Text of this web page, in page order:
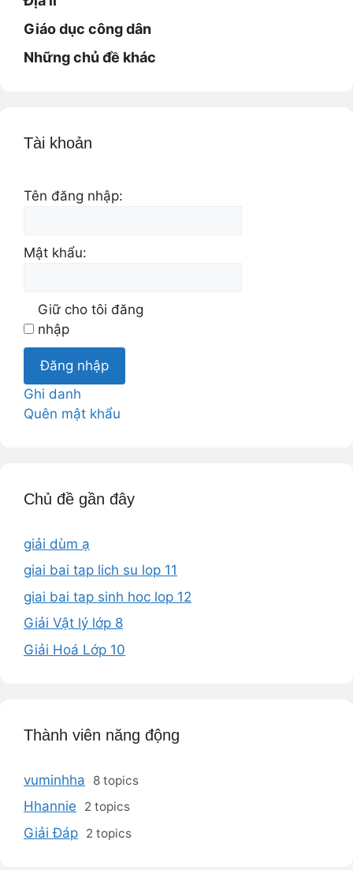
Giáo dục công dân
Những chủ đề khác
Tài khoản
Tên đăng nhập:
Mật khẩu:
Giữ cho tôi đăng
nhập
Đăng nhập
Ghi danh
Quên mật khẩu
Chủ đề gần đây
giải dùm ạ
giai bai tap lich su lop 11
giai bai tap sinh hoc lop 12
Giải Vật lý lớp 8
Giải Hoá Lớp 10
Thành viên năng động
vuminhha 8 topics
Hhannie 2 topics
Giải Đáp 2 topics